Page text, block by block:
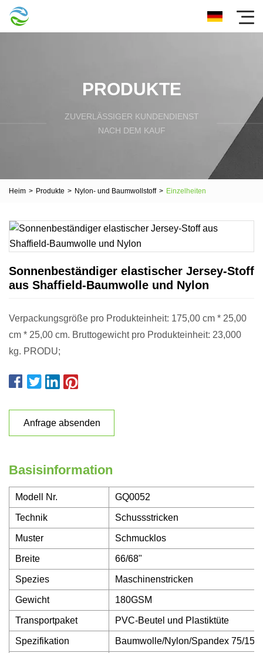
PRODUKTE
ZUVERLÄSSIGER KUNDENDIENST
NACH DEM KAUF
Heim > Produkte > Nylon- und Baumwollstoff > Einzelheiten
Sonnenbeständiger elastischer Jersey-Stoff
aus Shaffield-Baumwolle und Nylon
Verpackungsgröße pro Produkteinheit: 175,00 cm * 25,00
cm * 25,00 cm. Bruttogewicht pro Produkteinheit: 23,000
kg. PRODU;
Anfrage absenden
Basisinformation
Modell Nr. GQ0052
Technik Schussstricken
Muster Schmucklos
Breite 66/68"
Spezies Maschinenstricken
Gewicht 180GSM
Transportpaket PVC-Beutel und Plastiktüte
Spezifikation Baumwolle/Nylon/Spandex 75/15/